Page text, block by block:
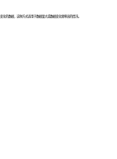
化的数据，这种方式适用于数据量大或数据变化频率高的情况。